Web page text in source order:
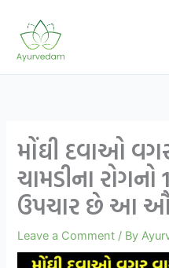
content
મોંઘી દવાઓ
ચામડીના
ઉપચાર છે આ
Leave a Comment / By